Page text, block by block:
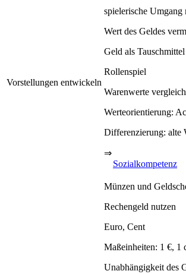
Vorstellungen entwickeln
spielerische Umgang
Wert des Geldes
Geld als
Rollenspiel
Warenwerte
Werteorientierung:
Differenzierung: alte
⇒
Sozialkompetenz
Münzen und
Rechengeld nutzen
Euro, Cent
Maßeinheiten: 1 €, 1
Unabhängigkeit des